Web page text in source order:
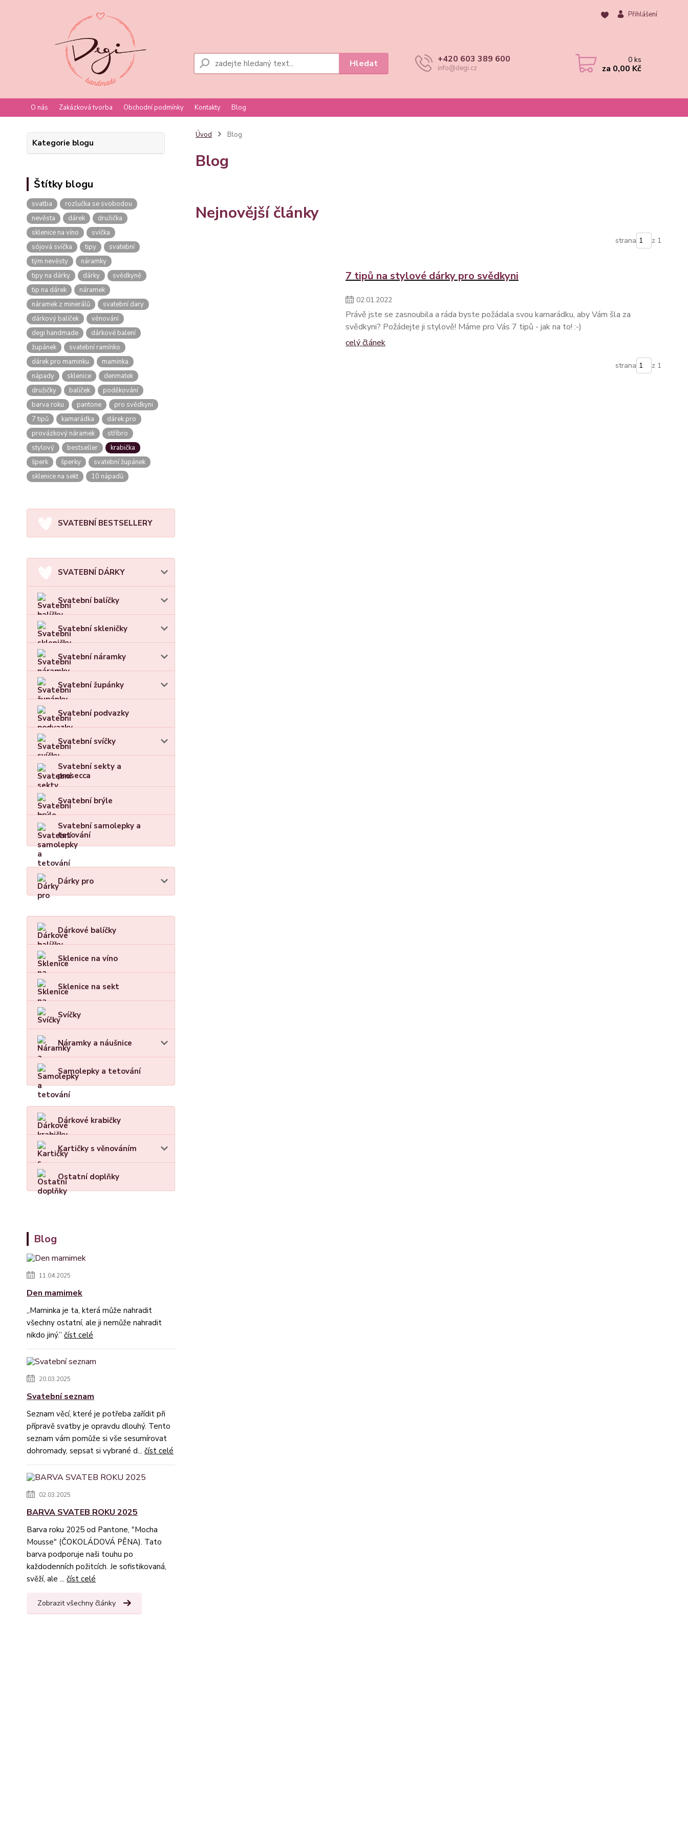
O nás Zakázková tvorba Obchodní podmínky Kontakty Blog
Přihlášení
Hledat +420 603 389 600
info@degi.cz
0ks
za 0,00 Kč
Kategorie blogu
Štítky blogu
svatba
rozlučka se svobodou
nevěsta
dárek
družička
sklenice na víno
svíčka
sójová svíčka
tipy
svatební
tým nevěsty
náramky
tipy na dárky
dárky
svědkyně
tip na dárek
náramek
náramek z minerálů
svatební dary
dárkový balíček
věnování
degi handmade
dárkové balení
župánek
svatební ramínko
dárek pro maminku
maminka
nápady
sklenice
denmatek
družičky
balíček
poděkování
barva roku
pantone
pro svědkyni
7 tipů
kamarádka
dárek pro
provázkový náramek
stříbro
stylový
bestseller
krabička
šperk
šperky
svatební župánek
sklenice na sekt
10 nápadů
SVATEBNÍ BESTSELLERY
SVATEBNÍ DÁRKY
Svatební balíčky
Svatební skleničky
Svatební náramky
Svatební župánky
Svatební podvazky
Svatební svíčky
Svatební sekty a
prosecca
Svatební brýle
Svatební samolepky a
tetování
Dárky pro
Dárkové balíčky
Sklenice na víno
Sklenice na sekt
Svíčky
Náramky a náušnice
Samolepky a tetování
Dárkové krabičky
Kartičky s věnováním
Ostatní doplňky
Blog
11.04.2025
Den mamimek
„Maminka je ta, která může nahradit
všechny ostatní, ale ji nemůže nahradit
nikdo jiný.” číst celé
20.03.2025
Svatební seznam
Seznam věcí, které je potřeba zařídit při
přípravě svatby je opravdu dlouhý. Tento
seznam vám pomůže si vše sesumírovat
dohromady, sepsat si vybrané d... číst celé
02.03.2025
BARVA SVATEB ROKU 2025
Barva roku 2025 od Pantone, "Mocha
Mousse" (ČOKOLÁDOVÁ PĚNA). Tato
barva podporuje naši touhu po
každodenních požitcích. Je sofistikovaná,
svěží, ale ... číst celé
Zobrazit všechny články
Úvod Blog
Blog
Nejnovější články
strana z 1
7 tipů na stylové dárky pro svědkyni
02.01.2022
Právě jste se zasnoubila a ráda byste požádala svou kamarádku, aby Vám šla za
svědkyni? Požádejte ji stylově! Máme pro Vás 7 tipů - jak na to! :-)
celý článek
strana z 1